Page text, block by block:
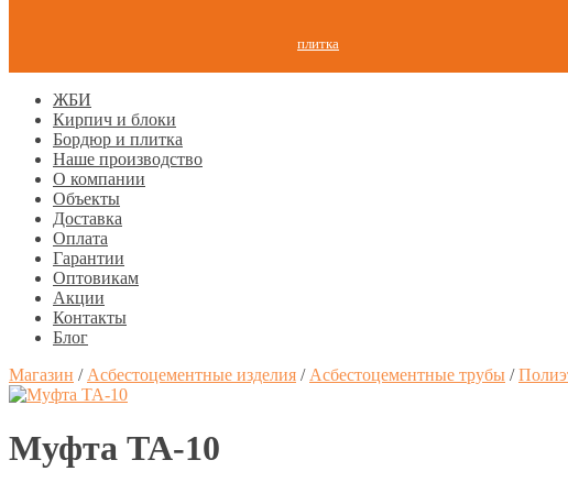
плитка
ЖБИ
Кирпич и блоки
Бордюр и плитка
Наше производство
О компании
Объекты
Доставка
Оплата
Гарантии
Оптовикам
Акции
Контакты
Блог
Магазин / Асбестоцементные изделия / Асбестоцементные трубы /
Муфта ТА-10